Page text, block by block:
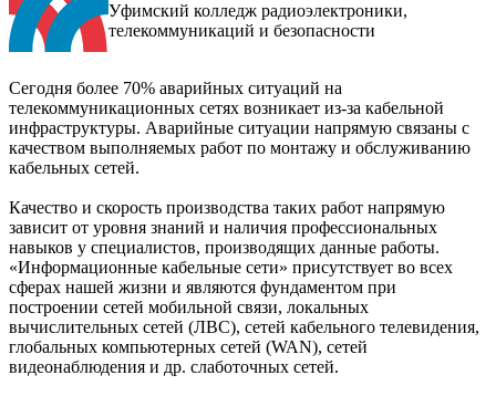
Уфимский колледж радиоэлектроники,
телекоммуникаций и безопасности
Сегодня более 70% аварийных ситуаций на
телекоммуникационных сетях возникает из-за кабельной
инфраструктуры. Аварийные ситуации напрямую связаны с
качеством выполняемых работ по монтажу и обслуживанию
кабельных сетей.
Качество и скорость производства таких работ напрямую
зависит от уровня знаний и наличия профессиональных
навыков у специалистов, производящих данные работы.
«Информационные кабельные сети» присутствует во всех
сферах нашей жизни и являются фундаментом при
построении сетей мобильной связи, локальных
вычислительных сетей (ЛВС), сетей кабельного телевидения,
глобальных компьютерных сетей (WAN), сетей
видеонаблюдения и др. слаботочных сетей.